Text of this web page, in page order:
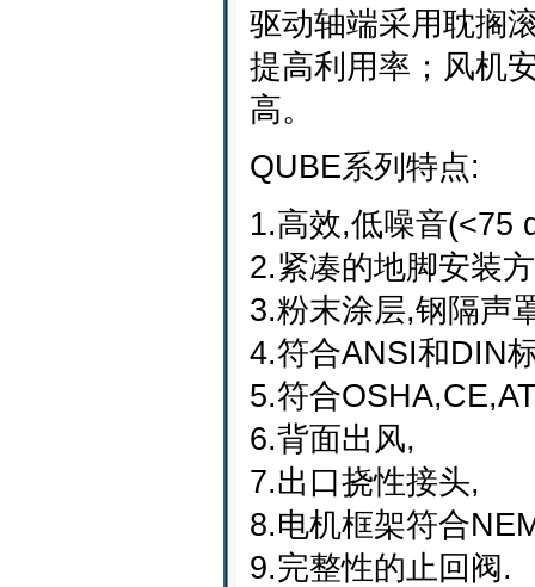
驱动轴端采用耽搁
提高利用率；风机
高。
QUBE系列特点:
1.高效,低噪音(<75
2.紧凑的地脚安装
3.粉末涂层,钢隔声
4.符合ANSI和DIN
5.符合
6.背面出风,
7.出口挠性接头,
8.电机框架符合
9.完整性的止回阀.